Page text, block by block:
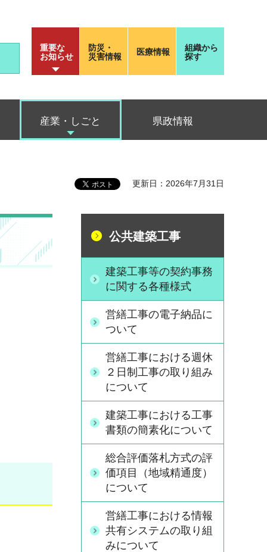
重要な
お知らせ
防災・
災害情報
医療情報
組織から
探す
産業・しごと 県政情報
更新日：2026年7月31日
公共建築工事
建築工事等の契約事務
に関する各種様式
営繕工事の電子納品に
ついて
営繕工事における週休
２日制工事の取り組み
について
建築工事における工事
書類の簡素化について
総合評価落札方式の評
価項目（地域精通度）
について
営繕工事における情報
共有システムの取り組
みについて